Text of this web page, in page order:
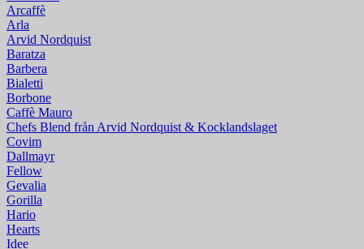
Arcaffè
Arla
Arvid Nordquist
Baratza
Barbera
Bialetti
Borbone
Caffè Mauro
Chefs Blend från Arvid Nordquist & Kocklandslaget
Covim
Dallmayr
Fellow
Gevalia
Gorilla
Hario
Hearts
Idee